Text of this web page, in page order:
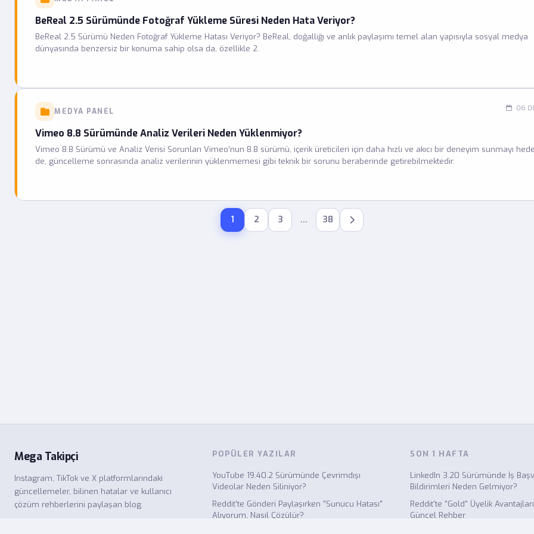
BeReal 2.5 Sürümünde Fotoğraf Yükleme Süresi Neden Hata Veriyor?
BeReal 2.5 Sürümü Neden Fotoğraf Yükleme Hatası Veriyor? BeReal, doğallığı ve anlık paylaşımı temel alan yapısıyla sosyal medya
dünyasında benzersiz bir konuma sahip olsa da, özellikle 2.
MEDYA PANEL
Vimeo 8.8 Sürümünde Analiz Verileri Neden Yüklenmiyor?
Vimeo 8.8 Sürümü ve Analiz Verisi Sorunları Vimeo’nun 8.8 sürümü, içerik üreticileri için daha hızlı ve akıcı bir deneyim sunmayı
de, güncelleme sonrasında analiz verilerinin yüklenmemesi gibi teknik bir sorunu beraberinde getirebilmektedir.
1 2 3 … 38
Mega Takipçi
Instagram, TikTok ve X platformlarındaki
güncellemeler, bilinen hatalar ve kullanıcı
çözüm rehberlerini paylaşan blog.
POPÜLER YAZILAR
YouTube 19.40.2 Sürümünde Çevrimdışı
Videolar Neden Siliniyor?
Reddit'te Gönderi Paylaşırken "Sunucu Hatası"
Alıyorum, Nasıl Çözülür?
SON 1 HAFTA
LinkedIn 3.20 Sürümünde İş
Bildirimleri Neden Gelmiyor?
Reddit'te "Gold" Üyelik
Güncel Rehber